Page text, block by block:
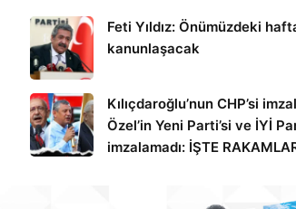
Feti Yıldız: Önümüzdeki
kanunlaşacak
Kılıçdaroğlu’nun CHP’si
Özel’in Yeni Parti’si ve İYİ
imzalamadı: İŞTE